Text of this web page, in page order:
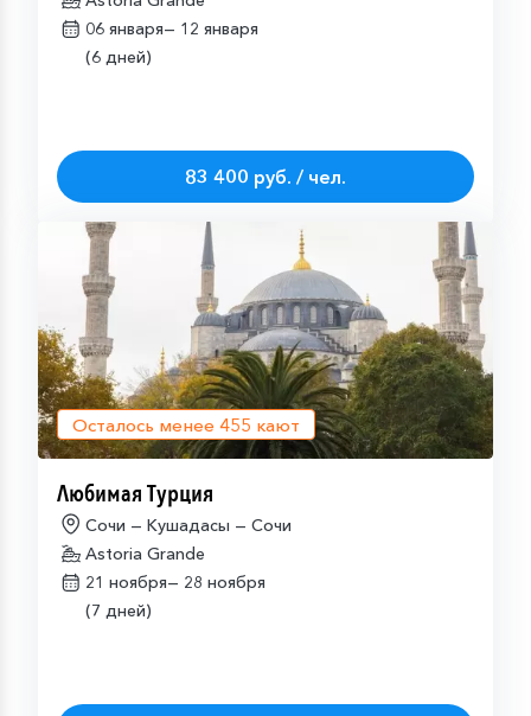
06 января— 12 января
(6 дней)
83 400 руб. / чел.
Осталось менее 455 кают
Любимая Турция
Сочи — Кушадасы — Сочи
Astoria Grande
21 ноября— 28 ноября
(7 дней)